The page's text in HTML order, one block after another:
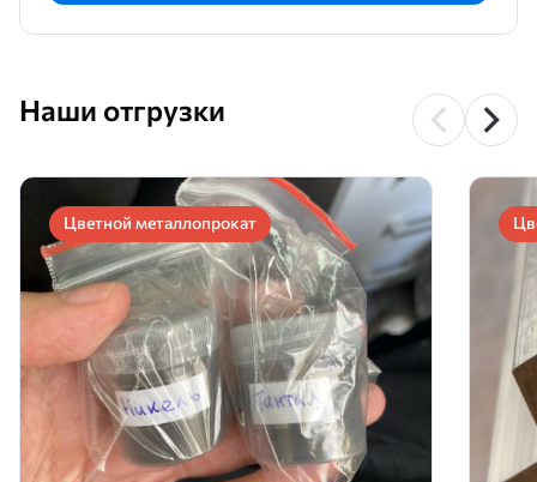
Наши отгрузки
Цветной металлопрокат